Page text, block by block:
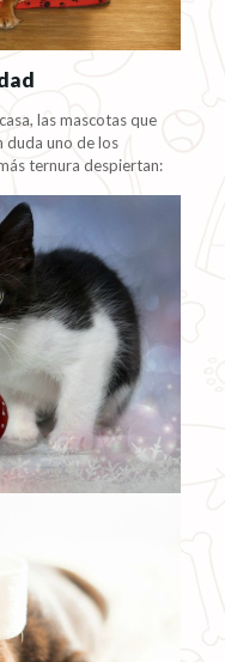
las mascotas que
duda uno de los
ternura despiertan: